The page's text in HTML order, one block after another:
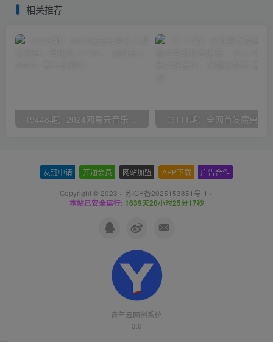
相关推荐
友链申请 开通会员 网站加盟 APP下载 广告合作
Copyright © 2023 · 苏ICP备2025153851号-1 ·
本站已安全运行: 1639天20小时25分18秒
青年云网创系统
3.0